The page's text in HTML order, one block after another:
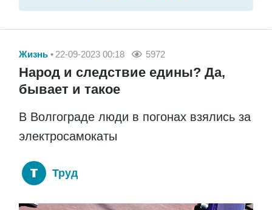
Жизнь 22-09-2023 00:18 5972
Народ и следствие едины? Да,
бывает и такое
В Волгограде люди в погонах взялись за
электросамокаты
Труд